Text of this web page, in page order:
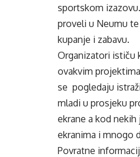
sportskom
proveli u Neumu
kupanje i zabavu.
Organizatori ističu
ovakvim
se pogledaju
mladi u prosjeku
ekrane a kod
ekranima i mnogo
Povratne